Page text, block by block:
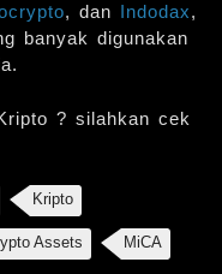
, dan Indodax,
banyak digunakan
? silahkan cek
Kripto
Assets MiCA